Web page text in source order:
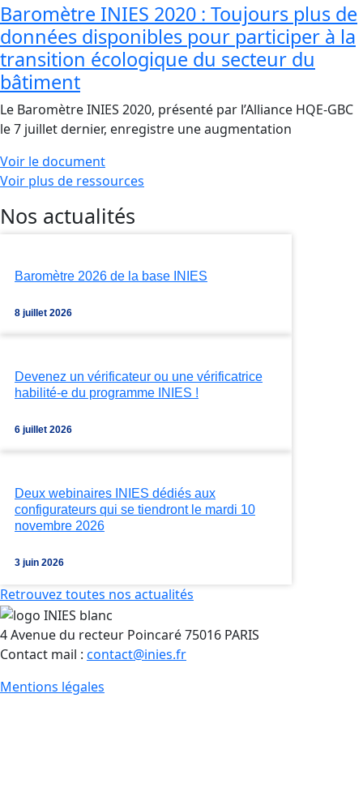
Baromètre INIES 2020 : Toujours plus de
données disponibles pour participer à la
transition écologique du secteur du
bâtiment
Le Baromètre INIES 2020, présenté par l’Alliance HQE-GBC
le 7 juillet dernier, enregistre une augmentation
Voir le document
Voir plus de ressources
Nos actualités
Baromètre 2026 de la base INIES
8 juillet 2026
Devenez un vérificateur ou une vérificatrice
habilité-e du programme INIES !
6 juillet 2026
Deux webinaires INIES dédiés aux
configurateurs qui se tiendront le mardi 10
novembre 2026
3 juin 2026
Retrouvez toutes nos actualités
4 Avenue du recteur Poincaré 75016 PARIS
Contact mail : contact@inies.fr
Mentions légales